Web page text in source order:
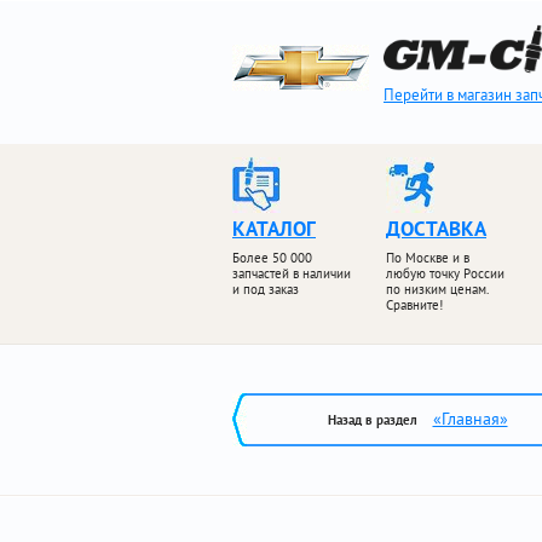
Перейти в магазин
КАТАЛОГ
Более 50 000
запчастей в наличии
и под заказ
ДОСТАВКА
По Москве и в
любую точку России
по низким ценам.
Сравните!
Назад в раздел «Главная»